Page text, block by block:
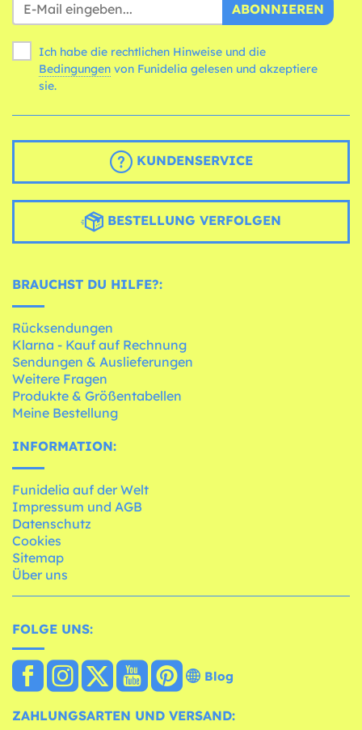
ABONNIEREN
Ich habe die rechtlichen Hinweise und die
Bedingungen
sie.
KUNDENSERVICE
BESTELLUNG VERFOLGEN
BRAUCHST DU HILFE?:
Rücksendungen
Klarna - Kauf auf Rechnung
Sendungen & Auslieferungen
Weitere Fragen
Produkte & Größentabellen
Meine Bestellung
INFORMATION:
Funidelia auf der Welt
Impressum und AGB
Datenschutz
Cookies
Sitemap
Über uns
FOLGE UNS:
Blog
ZAHLUNGSARTEN UND VERSAND: